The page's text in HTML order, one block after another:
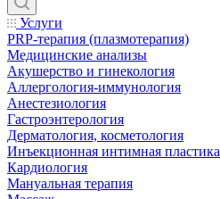
Услуги
PRP-терапия (плазмотерапия)
Медицинские анализы
Акушерство и гинекология
Аллергология-иммунология
Анестезиология
Гастроэнтерология
Дерматология, косметология
Инъекционная интимная пластика
Кардиология
Мануальная терапия